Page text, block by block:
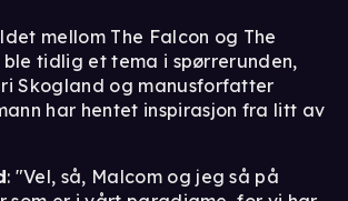
mellom The Falcon og The
tidlig et tema i spørrerunden,
Skogland og manusforfatter
har hentet inspirasjon fra litt av
: "Vel, så, Malcom og jeg så på